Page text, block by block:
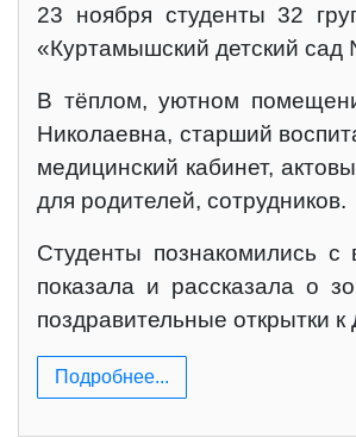
23 ноября студенты 32
«Куртамышский детский
В тёплом, уютном
Николаевна, старший
медицинский кабинет,
для родителей, сотрудников.
Студенты познакомились с
показала и рассказала о
поздравительные открытки
Подробнее...